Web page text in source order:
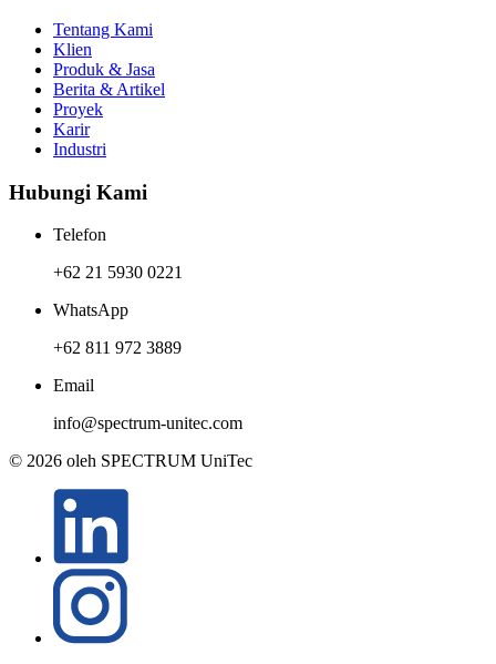
Tentang Kami
Klien
Produk & Jasa
Berita & Artikel
Proyek
Karir
Industri
Hubungi Kami
Telefon
+62 21 5930 0221
WhatsApp
+62 811 972 3889
Email
info@spectrum-unitec.com
© 2026 oleh SPECTRUM UniTec